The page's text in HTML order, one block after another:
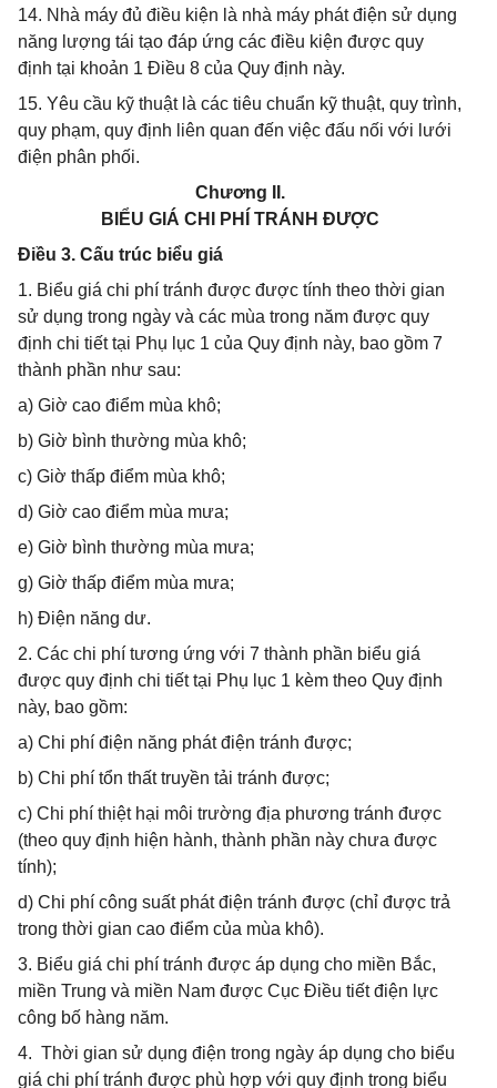
14. Nhà máy đủ điều kiện là nhà máy phát điện sử dụng
năng lượng tái tạo đáp ứng các điều kiện được quy
định tại khoản 1 Điều 8 của Quy định này.
15. Yêu cầu kỹ thuật là các tiêu chuẩn kỹ thuật, quy trình,
quy phạm, quy định liên quan đến việc đấu nối với lưới
điện phân phối.
Chương II.
BIỂU GIÁ CHI PHÍ TRÁNH ĐƯỢC
Điều 3. Cấu trúc biểu giá
1. Biểu giá chi phí tránh được được tính theo thời gian
sử dụng trong ngày và các mùa trong năm được quy
định chi tiết tại Phụ lục 1 của Quy định này, bao gồm 7
thành phần như sau:
a) Giờ cao điểm mùa khô;
b) Giờ bình thường mùa khô;
c) Giờ thấp điểm mùa khô;
d) Giờ cao điểm mùa mưa;
e) Giờ bình thường mùa mưa;
g) Giờ thấp điểm mùa mưa;
h) Điện năng dư.
2. Các chi phí tương ứng với 7 thành phần biểu giá
được quy định chi tiết tại Phụ lục 1 kèm theo Quy định
này, bao gồm:
a) Chi phí điện năng phát điện tránh được;
b) Chi phí tổn thất truyền tải tránh được;
c) Chi phí thiệt hại môi trường địa phương tránh được
(theo quy định hiện hành, thành phần này chưa được
tính);
d) Chi phí công suất phát điện tránh được (chỉ được trả
trong thời gian cao điểm của mùa khô).
3. Biểu giá chi phí tránh được áp dụng cho miền Bắc,
miền Trung và miền Nam được Cục Điều tiết điện lực
công bố hàng năm.
4. Thời gian sử dụng điện trong ngày áp dụng cho biểu
giá chi phí tránh được phù hợp với quy định trong biểu